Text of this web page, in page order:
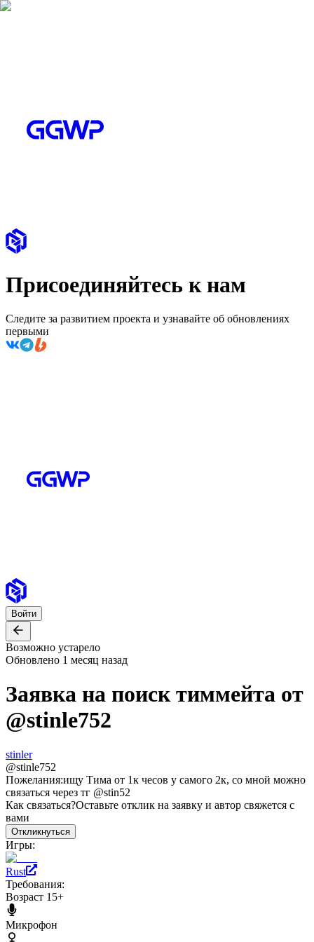
Присоединяйтесь к нам
Следите за развитием проекта и узнавайте об обновлениях
первыми
Войти
Возможно устарело
Обновлено 1 месяц назад
Заявка на поиск тиммейта от
@stinle752
stinler
@stinle752
Пожелания:ищу Тима от 1к чесов у самого 2к, со мной можно
связаться через тг @stin52
Как связаться?Оставьте отклик на заявку и автор свяжется с
вами
Откликнуться
Игры:
Rust
Требования:
Возраст 15+
Микрофон